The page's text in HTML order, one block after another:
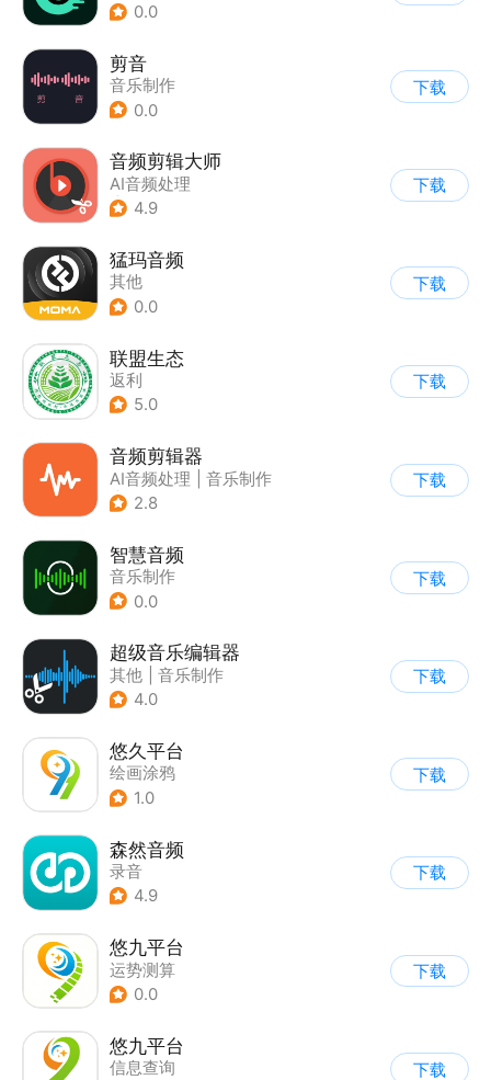
0.0
剪音
音乐制作
0.0
下载
音频剪辑大师
AI音频处理
| 调音器/节拍器
4.9
下载
猛玛音频
其他
0.0
下载
联盟生态
返利
5.0
下载
音频剪辑器
AI音频处理
音乐制作
| 其他
2.8
下载
智慧音频
音乐制作
0.0
下载
超级音乐编辑器
其他
音乐制作
4.0
下载
悠久平台
绘画涂鸦
1.0
下载
森然音频
录音
4.9
下载
悠九平台
运势测算
0.0
下载
悠九平台
信息查询
下载